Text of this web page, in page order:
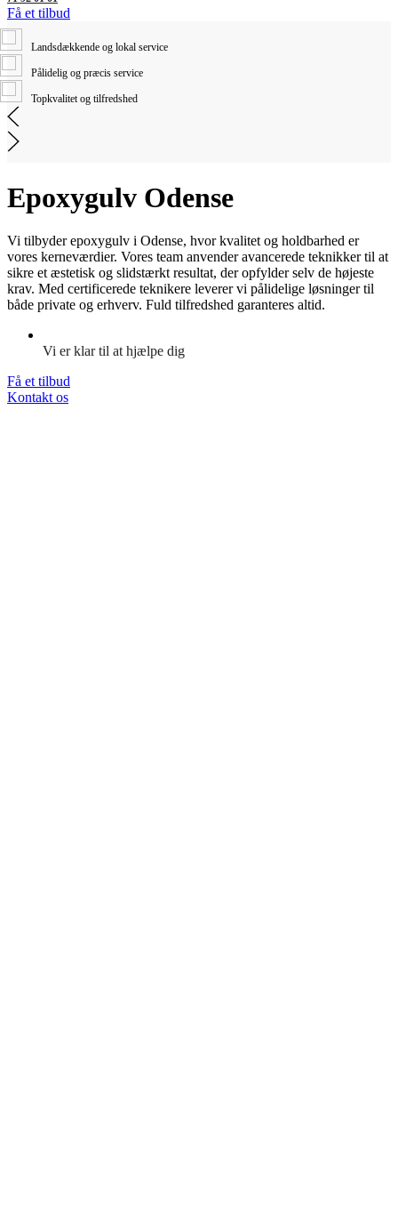
Få et tilbud
Landsdækkende og lokal service
Pålidelig og præcis service
Topkvalitet og tilfredshed
Epoxygulv Odense
Vi tilbyder epoxygulv i Odense, hvor kvalitet og holdbarhed er
vores kerneværdier. Vores team anvender avancerede teknikker til at
sikre et æstetisk og slidstærkt resultat, der opfylder selv de højeste
krav. Med certificerede teknikere leverer vi pålidelige løsninger til
både private og erhverv. Fuld tilfredshed garanteres altid.
Vi er klar til at hjælpe dig
Få et tilbud
Kontakt os